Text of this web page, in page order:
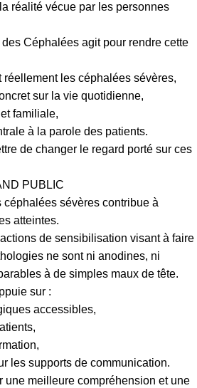
réalité vécue par les personnes
des Céphalées agit pour rendre cette
les céphalées sévères,
sur la vie quotidienne,
familiale,
à la parole des patients.
de changer le regard porté sur ces
PUBLIC
céphalées sévères contribue à
atteintes.
de sensibilisation visant à faire
ne sont ni anodines, ni
à de simples maux de tête.
sur :
accessibles,
les supports de communication.
une meilleure compréhension et une